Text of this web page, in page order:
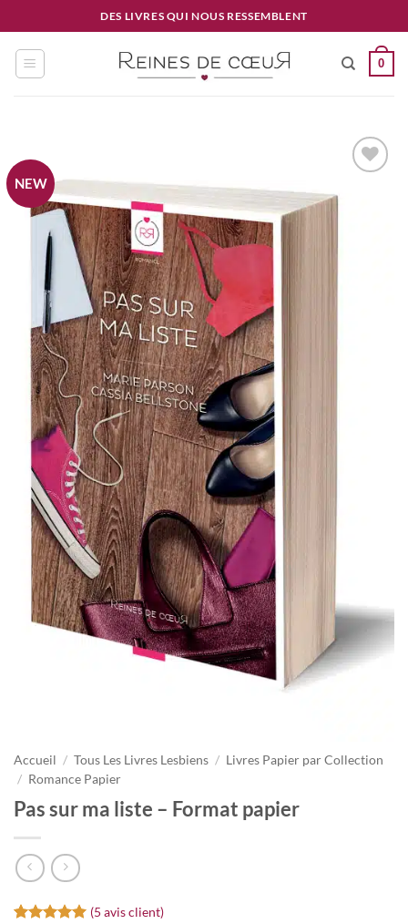
au
contenu
DES LIVRES QUI NOUS RESSEMBLENT
0
NEW
Accueil / Tous Les Livres Lesbiens / Livres Papier par Collection
/ Romance Papier
Pas sur ma liste – Format papier
(5 avis client)